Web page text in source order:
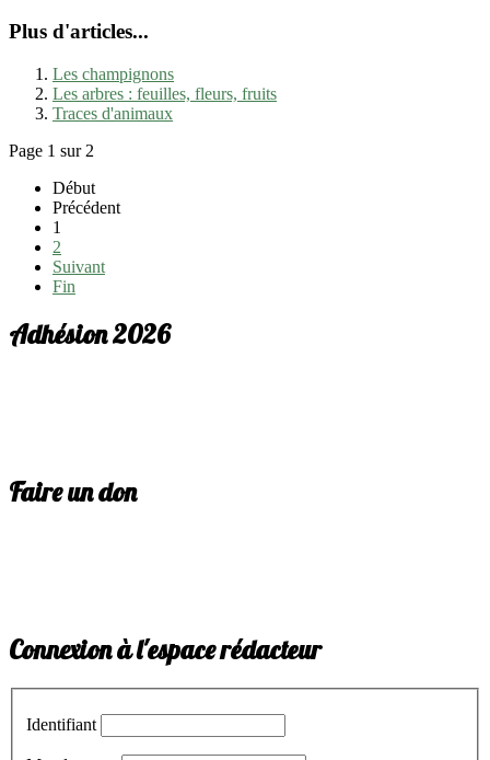
Plus d'articles...
Les champignons
Les arbres : feuilles, fleurs, fruits
Traces d'animaux
Page 1 sur 2
Début
Précédent
1
2
Suivant
Fin
Adhésion 2026
Faire un don
Connexion à l'espace rédacteur
Identifiant